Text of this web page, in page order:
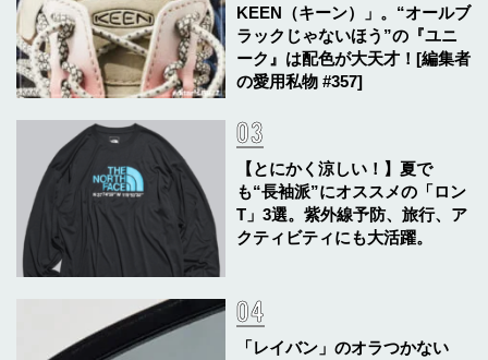
KEEN（キーン）」。“オールブ
ラックじゃないほう”の『ユニ
ーク』は配色が大天才！[編集者
の愛用私物 #357]
【とにかく涼しい！】夏で
も“長袖派”にオススメの「ロン
T」3選。紫外線予防、旅行、ア
クティビティにも大活躍。
「レイバン」のオラつかない